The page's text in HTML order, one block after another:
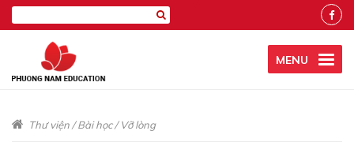
MENU
Thư viện/Bài học/Vỡ lòng